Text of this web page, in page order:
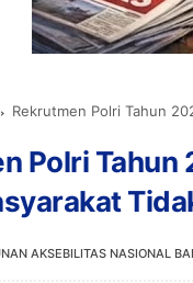
Rekrutmen Polri Tahun
Polri Tahun
AKSEBILITAS NASIONAL